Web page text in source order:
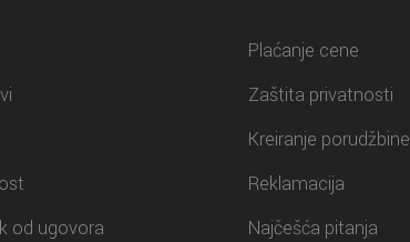
od ugovora
Plaćanje cene
Zaštita privatnosti
Kreiranje porudžbine
Reklamacija
Najčešća pitanja